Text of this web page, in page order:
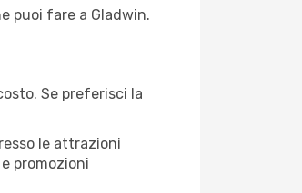
puoi fare a Gladwin.
Se preferisci la
le attrazioni
promozioni